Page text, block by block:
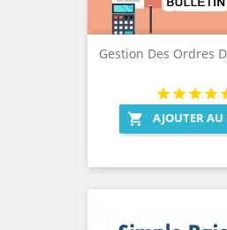
Gestion Des Ordres
 AJOUTER